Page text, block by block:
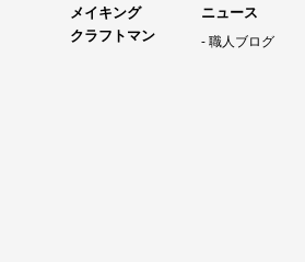
メイキング
クラフトマン
ニュース
職人ブログ